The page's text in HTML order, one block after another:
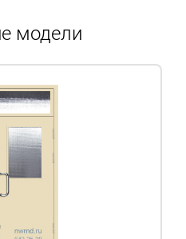
модели